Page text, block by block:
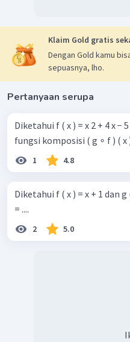
Klaim Gold gratis
Dengan Gold kamu
sepuasnya, lho.
Pertanyaan serupa
Diketahui f ( x ) = x 2 + 4 x −
fungsi komposisi ( g ∘ f ) ( x
1 4.8
Diketahui f ( x ) = x + 1 dan g
= ....
2 5.0